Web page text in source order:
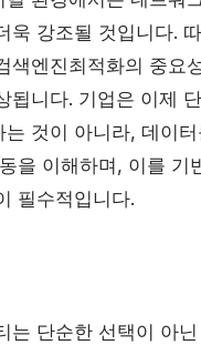
욱 강조될 것입니다.
색엔진최적화의 중요
됩니다. 기업은 이제
는 것이 아니라, 데이
을 이해하며, 이를 기
필수적입니다.
는 단순한 선택이 아